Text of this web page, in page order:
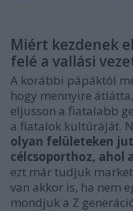
Miért kezdenek
felé a vallási
A korábbi pápáktól
hogy mennyire
eljusson a fiatalabb
a fiatalok kultúráját.
olyan felületeken
célcsoporthoz, ahol
ezt már tudjuk
van akkor is, ha nem
mondjuk a Z